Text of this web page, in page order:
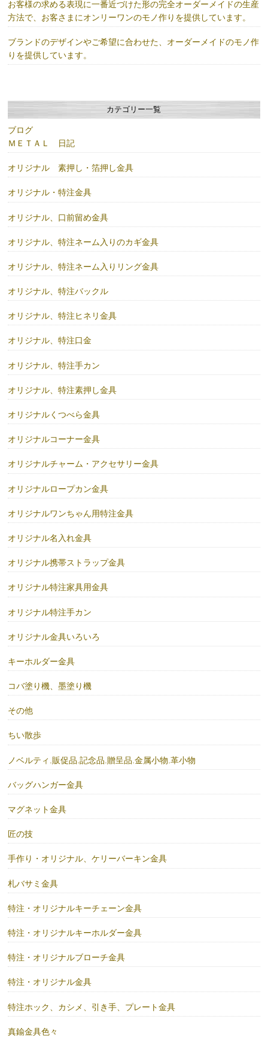
お客様の求める表現に一番近づけた形の完全オーダーメイドの生産
方法で、お客さまにオンリーワンのモノ作りを提供しています。
ブランドのデザインやご希望に合わせた、オーダーメイドのモノ作
りを提供しています。
カテゴリー一覧
ブログ
ＭＥＴＡＬ 日記
オリジナル 素押し・箔押し金具
オリジナル・特注金具
オリジナル、口前留め金具
オリジナル、特注ネーム入りのカギ金具
オリジナル、特注ネーム入りリング金具
オリジナル、特注バックル
オリジナル、特注ヒネリ金具
オリジナル、特注口金
オリジナル、特注手カン
オリジナル、特注素押し金具
オリジナルくつべら金具
オリジナルコーナー金具
オリジナルチャーム・アクセサリー金具
オリジナルロープカン金具
オリジナルワンちゃん用特注金具
オリジナル名入れ金具
オリジナル携帯ストラップ金具
オリジナル特注家具用金具
オリジナル特注手カン
オリジナル金具いろいろ
キーホルダー金具
コバ塗り機、墨塗り機
その他
ちい散歩
ノベルティ.販促品.記念品.贈呈品.金属小物.革小物
バッグハンガー金具
マグネット金具
匠の技
手作り・オリジナル、ケリーバーキン金具
札バサミ金具
特注・オリジナルキーチェーン金具
特注・オリジナルキーホルダー金具
特注・オリジナルブローチ金具
特注・オリジナル金具
特注ホック、カシメ、引き手、プレート金具
真鍮金具色々